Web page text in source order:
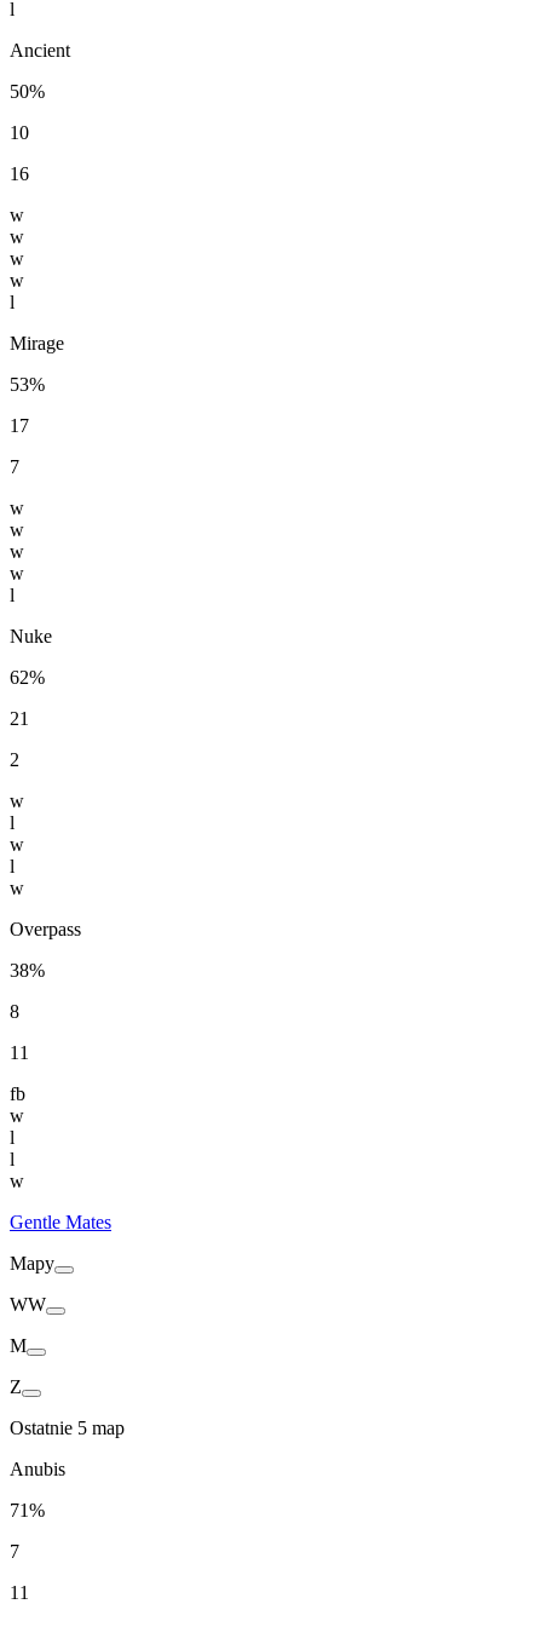
l
Ancient
50%
10
16
w
w
w
w
l
Mirage
53%
17
7
w
w
w
w
l
Nuke
62%
21
2
w
l
w
l
w
Overpass
38%
8
11
fb
w
l
l
w
Gentle Mates
Mapy
WW
M
Z
Ostatnie 5 map
Anubis
71%
7
11